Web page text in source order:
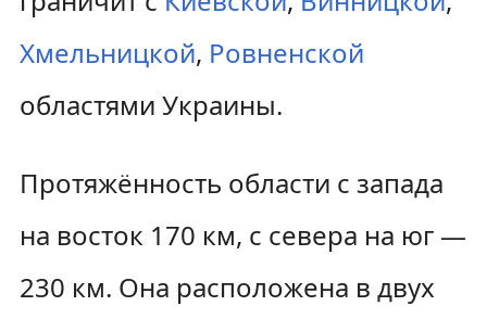
Хмельницкой, Ровненской
областями Украины.
Протяжённость области с запада
на восток 170 км, с севера на юг —
230 км. Она расположена в двух